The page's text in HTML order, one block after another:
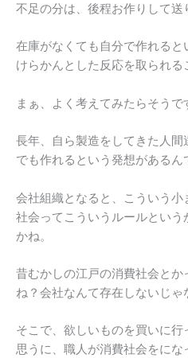
不足の分は、後程お作りして送
在庫がなくても自分で作れる
けらかんとした反応を取られる
まぁ、よく考えてみたらそうで
長年、自ら製造をしてきた人
でも作れるという発想があるん
会社組織となると、こういう
社会ってこういうルールとい
かね。
昔むかしの江戸の消費社会と
ね？会社なんて存在しないじゃ
そこで、欲しいものを買いに
思うに、職人が消費社会をに